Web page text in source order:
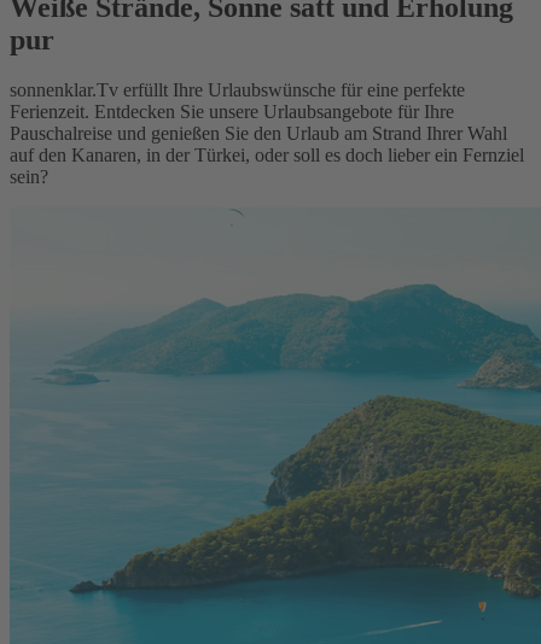
Weiße Strände, Sonne satt und Erholung
pur
sonnenklar.Tv erfüllt Ihre Urlaubswünsche für eine perfekte
Ferienzeit. Entdecken Sie unsere Urlaubsangebote für Ihre
Pauschalreise und genießen Sie den Urlaub am Strand Ihrer Wahl
auf den Kanaren, in der Türkei, oder soll es doch lieber ein Fernziel
sein?